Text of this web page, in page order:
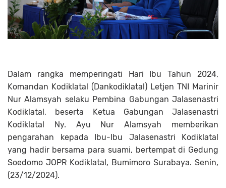
Dalam rangka memperingati Hari Ibu Tahun 2024,
Komandan Kodiklatal (Dankodiklatal) Letjen TNI Marinir
Nur Alamsyah selaku Pembina Gabungan Jalasenastri
Kodiklatal, beserta Ketua Gabungan Jalasenastri
Kodiklatal Ny. Ayu Nur Alamsyah memberikan
pengarahan kepada Ibu-Ibu Jalasenastri Kodiklatal
yang hadir bersama para suami, bertempat di Gedung
Soedomo JOPR Kodiklatal, Bumimoro Surabaya. Senin,
(23/12/2024).